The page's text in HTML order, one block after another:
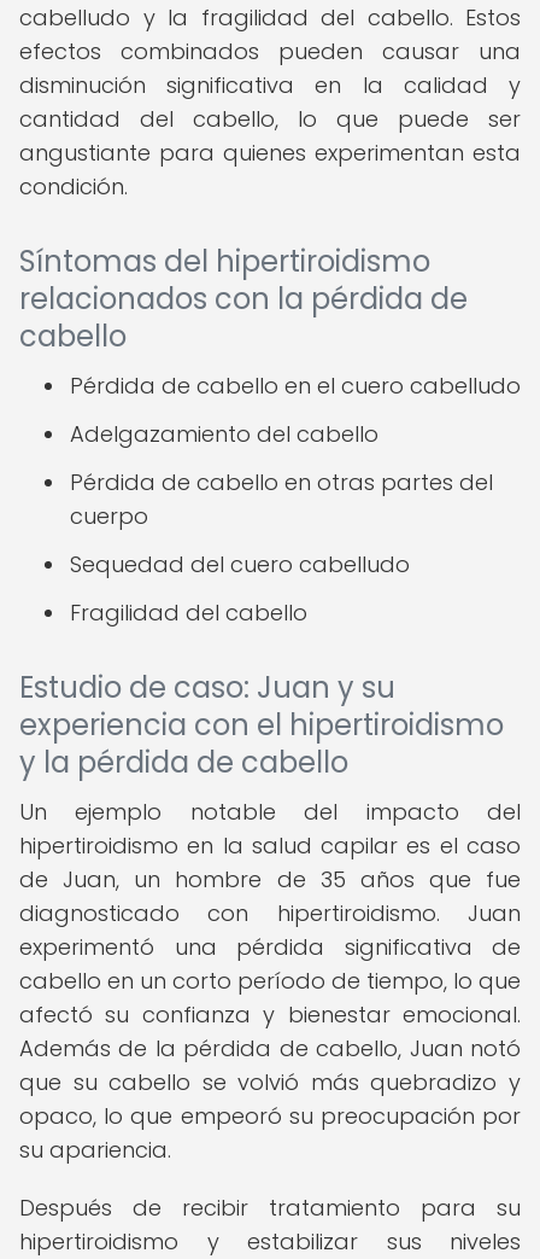
cabelludo y la fragilidad del cabello. Estos
efectos combinados pueden causar una
disminución significativa en la calidad y
cantidad del cabello, lo que puede ser
angustiante para quienes experimentan esta
condición.
Síntomas del hipertiroidismo
relacionados con la pérdida de
cabello
Pérdida de cabello en el cuero cabelludo
Adelgazamiento del cabello
Pérdida de cabello en otras partes del
cuerpo
Sequedad del cuero cabelludo
Fragilidad del cabello
Estudio de caso: Juan y su
experiencia con el hipertiroidismo
y la pérdida de cabello
Un ejemplo notable del impacto del
hipertiroidismo en la salud capilar es el caso
de Juan, un hombre de 35 años que fue
diagnosticado con hipertiroidismo. Juan
experimentó una pérdida significativa de
cabello en un corto período de tiempo, lo que
afectó su confianza y bienestar emocional.
Además de la pérdida de cabello, Juan notó
que su cabello se volvió más quebradizo y
opaco, lo que empeoró su preocupación por
su apariencia.
Después de recibir tratamiento para su
hipertiroidismo y estabilizar sus niveles